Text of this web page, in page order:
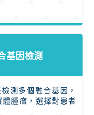
基因檢測
測多個融合基因，
腫瘤，選擇對患者